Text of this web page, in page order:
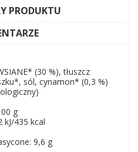
PRODUKTU
(30 %), tłuszcz
sól, cynamon* (0,3 %)
g
kJ/435 kcal
9,6 g